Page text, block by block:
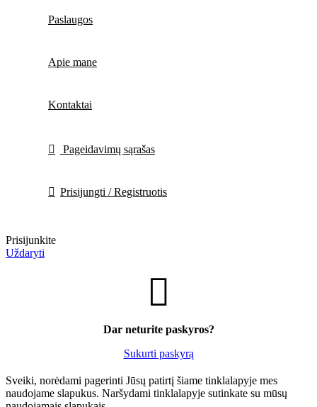
Paslaugos
Apie mane
Kontaktai
Pageidavimų sąrašas
Prisijungti / Registruotis
Prisijunkite
Uždaryti
Dar neturite paskyros?
Sukurti paskyrą
Sveiki, norėdami pagerinti Jūsų patirtį šiame tinklalapyje mes
naudojame slapukus. Naršydami tinklalapyje sutinkate su mūsų